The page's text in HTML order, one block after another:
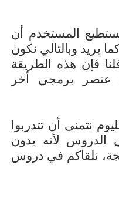
المستخدم أن
يريد وبالتالي نكون
فإن هذه الطريقة
عنصر برمجي أخر
نتمنى أن تتدربوا
لأنه بدون
نلقاكم في دروس